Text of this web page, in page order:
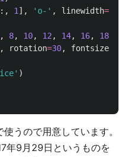
1 ], ' o- ' , linewidth=
, 8, 10, 12 , 14, 16, 18
, rotation=30, fontsize
' )
使うので用意しています。
年9月29日というものを